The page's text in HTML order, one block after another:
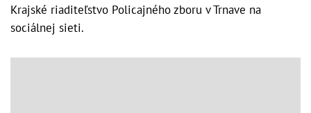
Krajské riaditeľstvo Policajného zboru v Trnave na
sociálnej sieti.